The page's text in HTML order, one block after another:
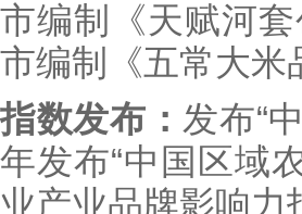
市编制《天赋河
市编制《五常大米
指数发布： 发布“
年发布“中国区域
业产业品牌影响力